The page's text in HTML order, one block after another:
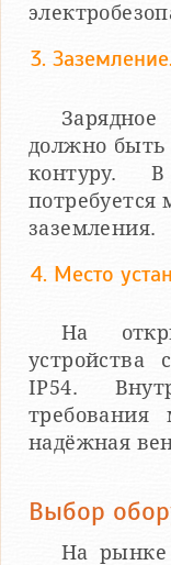
3.
должно
контуру.
заземления.
4. Место
На
IP54.
надёжная
Выбор
На рынке